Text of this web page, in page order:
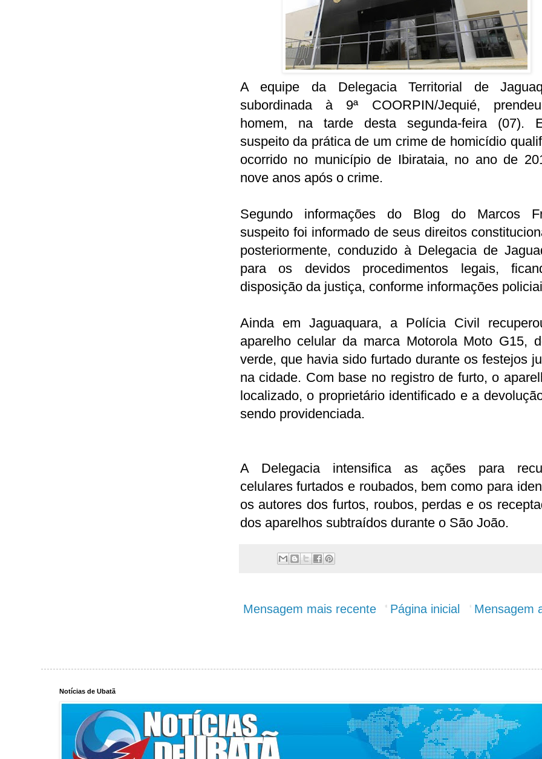
A equipe da Delegacia Territorial de
subordinada à 9ª COORPIN/Jequié,
homem, na tarde desta segunda-feira (07).
suspeito da prática de um crime de homicídio
ocorrido no município de Ibirataia, no ano de
nove anos após o crime.
Segundo informações do Blog do Marcos
suspeito foi informado de seus direitos
posteriormente, conduzido à Delegacia de
para os devidos procedimentos legais,
disposição da justiça, conforme informações
Ainda em Jaguaquara, a Polícia Civil
aparelho celular da marca Motorola Moto G15,
verde, que havia sido furtado durante os festejos
na cidade. Com base no registro de furto, o
localizado, o proprietário identificado e a
sendo providenciada.
A Delegacia intensifica as ações para
celulares furtados e roubados, bem como para
os autores dos furtos, roubos, perdas e os
dos aparelhos subtraídos durante o São João.
Mensagem mais recente Mensagem
Página inicial
Notícias de Ubatã